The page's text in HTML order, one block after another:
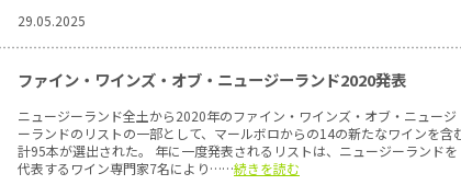
29.05.2025
ファイン・ワインズ・オブ・ニュージーランド2020発表
ニュージーランド全土から2020年のファイン・ワインズ・オブ・ニュージ
ーランドのリストの一部として、マールボロからの14の新たなワインを含
計95本が選出された。 年に一度発表されるリストは、ニュージーランドを
代表するワイン専門家7名により……続きを読む